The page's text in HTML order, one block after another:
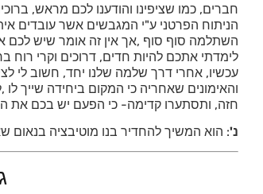
חברים, כמו שציפינו והודענו לכם מראש,
הניתוח הפרטני ע"י המגבשים אשר עובדים
השתלמה סוף סוף ,אך אין זה אומר שיש לכם
לימדתי אתכם להיות חדים, דרוכים וקרי
עכשיו, אחרי דרך שלמה שלנו יחד, חשוב לי
והאימונים שאחריה כי המקום ביחידה שייך
חזה, ותסתערו קדימה- כי הפעם יש בכם את
נ': הוא המשיך להחדיר בנו מוטיבציה בנאום